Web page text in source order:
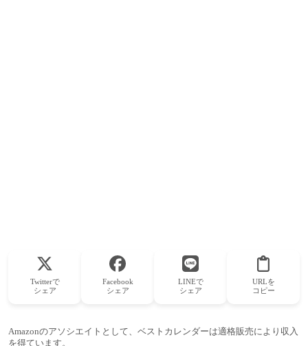
Twitterで
シェア
Facebook
シェア
LINEで
シェア
URLを
コピー
Amazonのアソシエイトとして、ベストカレンダーは適格販売により収入
を得ています。